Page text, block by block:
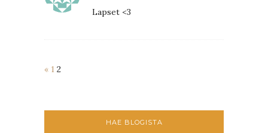
Lapset <3
« 1 2
HAE BLOGISTA